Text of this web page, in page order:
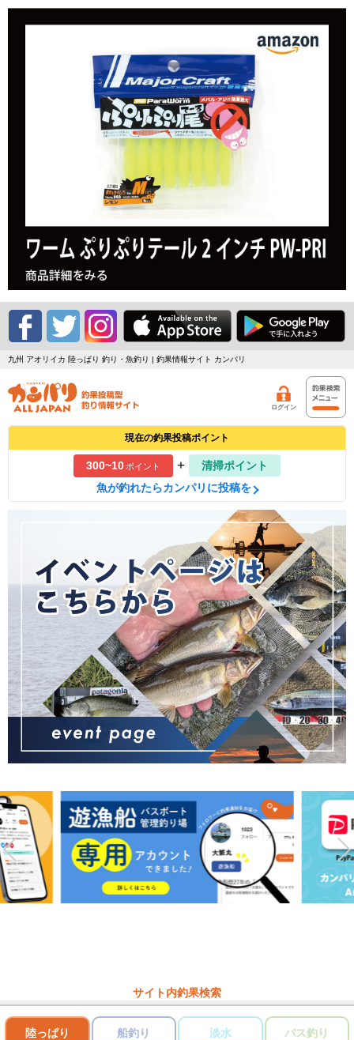
九州 アオリイカ 陸っぱり 釣り・魚釣り | 釣果情報サイト カンパリ
ログイン
現在の釣果投稿ポイント
300~10ポイント +
清掃ポイント
魚が釣れたらカンパリに投稿を
サイト内釣果検索
陸っぱり 船釣り 淡水 バス釣り